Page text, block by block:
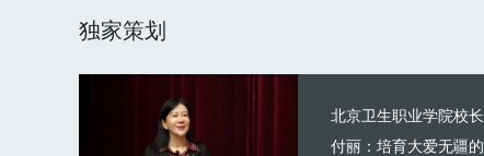
独家策划
北京卫生职业学院校长
付丽：培育大爱无疆的